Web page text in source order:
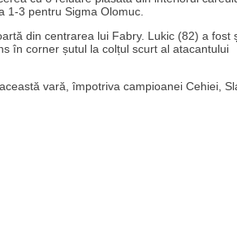
1-3 pentru Sigma Olomuc.
din centrarea lui Fabry. Lukic (82) a fost
în corner șutul la colțul scurt al atacantului
vară, împotriva campioanei Cehiei,